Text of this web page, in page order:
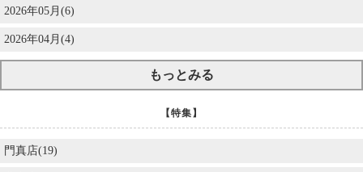
2026年05月(6)
2026年04月(4)
もっとみる
【特集】
門真店(19)